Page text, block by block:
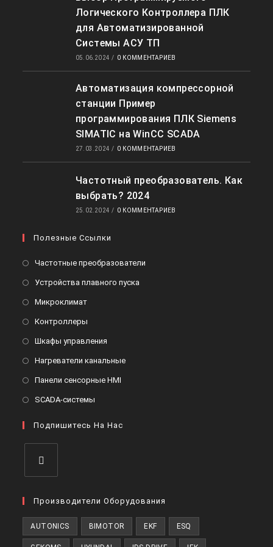
Логического Контроллера ПЛК
для Автоматизированной
Системы АСУ ТП
05.06.2024 / 0 КОММЕНТАРИЕВ
Автоматизация компрессорной
станции Пример
программирования ПЛК Siemens
SIMATIC на WinCC SCADA
27.03.2024 / 0 КОММЕНТАРИЕВ
Частотный преобразователь. Как
выбрать? 2024
25.02.2024 / 0 КОММЕНТАРИЕВ
Полезные Ссылки
Частотные преобразователи
Устройства плавного пуска
МикроклиматОткроется
вкладке
Контроллеры
вкладке
Шкафы управления
вкладке
Нагреватели канальныеОткроется
Панели сенсорные HMI
вкладке
SCADA-системы
новой
Подпишитесь На Нас
в
вкладке
Производители Оборудования
AUTONICS BIMOTOR EKF ESQ